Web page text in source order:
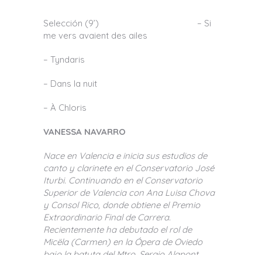
Selección (9’) – Si
me vers avaient des ailes
– Tyndaris
– Dans la nuit
– À Chloris
VANESSA NAVARRO
Nace en Valencia e inicia sus estudios de
canto y clarinete en el Conservatorio José
Iturbi. Continuando en el Conservatorio
Superior de Valencia con Ana Luisa Chova
y Consol Rico, donde obtiene el Premio
Extraordinario Final de Carrera.
Recientemente ha debutado el rol de
Micëla (Carmen) en la Ópera de Oviedo